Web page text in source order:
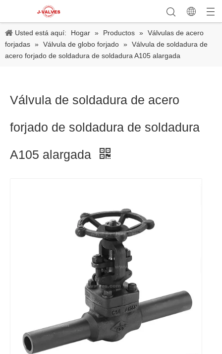
Usted está aquí: Hogar » Productos » Válvulas de acero
forjadas » Válvula de globo forjado » Válvula de soldadura de
acero forjado de soldadura de soldadura A105 alargada
Válvula de soldadura de acero
forjado de soldadura de soldadura
A105 alargada